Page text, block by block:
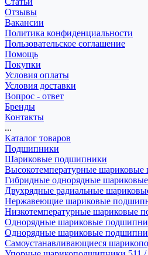
Отзывы
Вакансии
Политика конфиденциальности
Пользовательское соглашение
Помощь
Покупки
Условия оплаты
Условия доставки
Вопрос - ответ
Бренды
Контакты
...
Каталог товаров
Подшипники
Шариковые подшипники
Высокотемпературные
Гибридные однорядные
Двухрядные радиальные
Нержавеющие шариковые
Низкотемпературные шариковые
Однорядные шариковые
Однорядные шариковые
Самоустанавливающиеся